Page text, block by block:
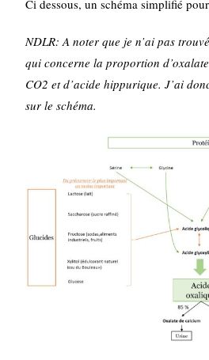
Ci dessous, un schéma simplifié
NDLR: A noter que je n’ai pas
qui concerne la proportion
CO2 et d’acide hippurique. J’ai
sur le schéma.